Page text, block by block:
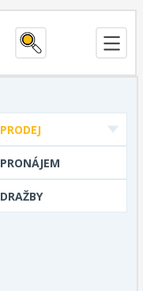
PRODEJ
PRONÁJEM
DRAŽBY